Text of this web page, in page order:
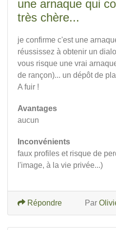
une arnaque qui
très chère...
je confirme c'est une
réussissez à obtenir un
vous risque une vrai
de rançon)... un dépôt de
A fuir !
Avantages
aucun
Inconvénients
faux profiles et risque de
l'image, à la vie privée...)
Par
Répondre